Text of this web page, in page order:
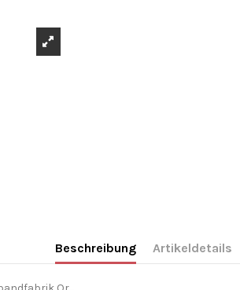
Beschreibung Artikeldetails